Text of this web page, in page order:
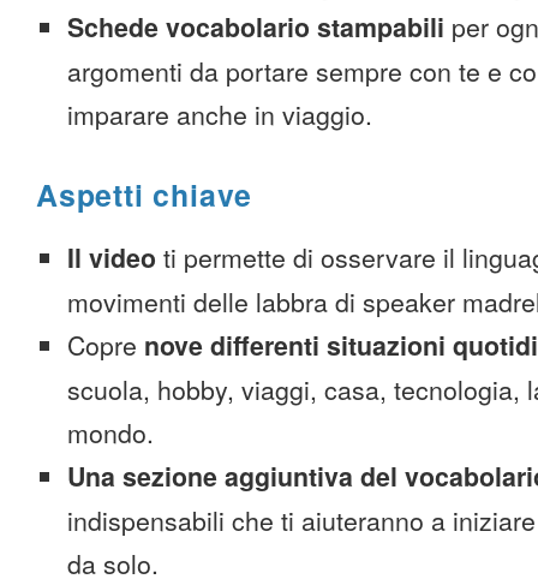
Schede vocabolario stampabili per
argomenti da portare sempre con te e
imparare anche in viaggio.
Aspetti chiave
Il video ti permette di osservare il
movimenti delle labbra di speaker
Copre nove differenti situazioni
scuola, hobby, viaggi, casa, tecnologia,
mondo.
Una sezione aggiuntiva del
indispensabili che ti aiuteranno a
da solo.